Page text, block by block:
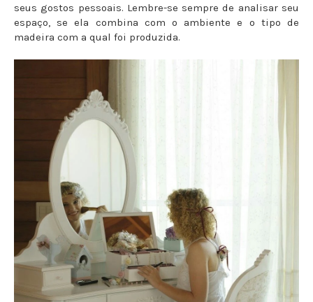
seus gostos pessoais. Lembre-se sempre de analisar seu
espaço, se ela combina com o ambiente e o tipo de
madeira com a qual foi produzida.